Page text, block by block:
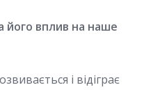
його вплив на наше
і відіграє